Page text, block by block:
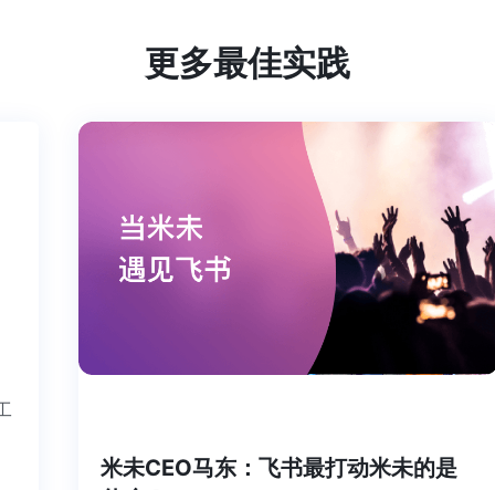
更多最佳实践
工
米未CEO马东：飞书最打动米未的是